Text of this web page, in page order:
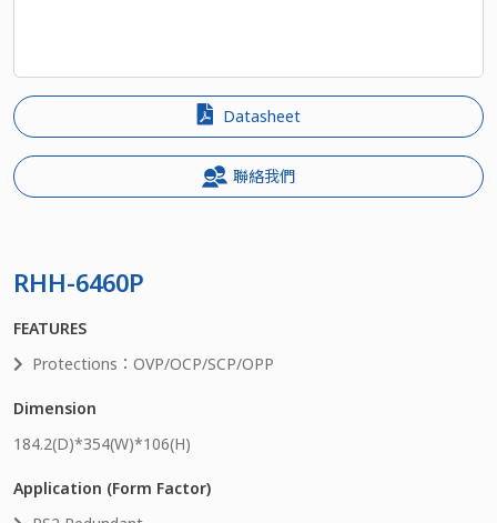
Datasheet
聯絡我們
RHH-6460P
FEATURES
Protections：OVP/OCP/SCP/OPP
Dimension
184.2(D)*354(W)*106(H)
Application (Form Factor)